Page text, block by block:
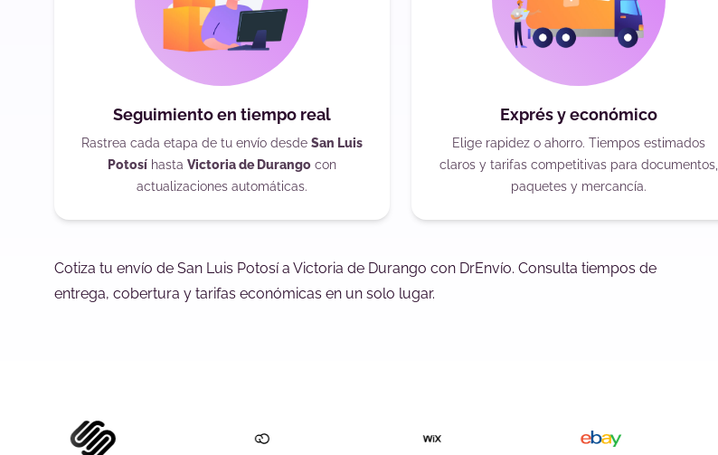
Seguimiento en tiempo real
Rastrea cada etapa de tu envío desde San Luis
Potosíhasta Victoria de Durangocon
actualizaciones automáticas.
Exprés y económico
Elige rapidez o ahorro. Tiempos estimados
claros y tarifas competitivas para documentos,
paquetes y mercancía.
Cotiza tu envío de San Luis Potosí a Victoria de Durango con DrEnvío. Consulta tiempos de
entrega, cobertura y tarifas económicas en un solo lugar.